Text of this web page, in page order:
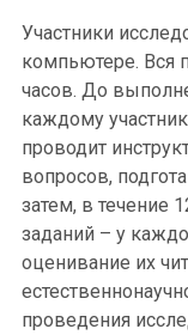
Участники
компьютере. Вся
часов. До
каждому
проводит
вопросов,
затем, в течение
заданий – у
оценивание их
проведения